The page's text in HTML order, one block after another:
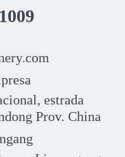
estrada
Prov. China